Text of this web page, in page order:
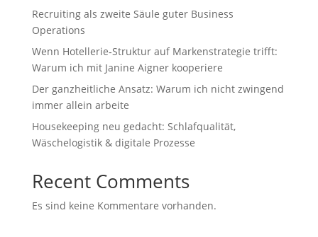
Recruiting als zweite Säule guter Business
Operations
Wenn Hotellerie‑Struktur auf Markenstrategie trifft:
Warum ich mit Janine Aigner kooperiere
Der ganzheitliche Ansatz: Warum ich nicht zwingend
immer allein arbeite
Housekeeping neu gedacht: Schlafqualität,
Wäschelogistik & digitale Prozesse
Recent Comments
Es sind keine Kommentare vorhanden.